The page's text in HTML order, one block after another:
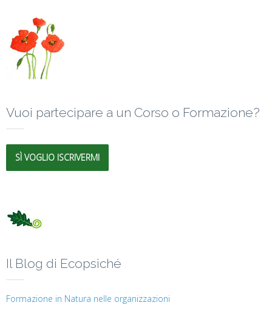
Vuoi partecipare a un Corso o Formazione?
SÌ VOGLIO ISCRIVERMI
Il Blog di Ecopsiché
Formazione in Natura nelle organizzazioni